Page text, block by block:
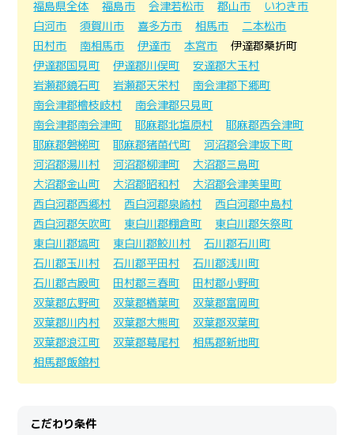
福島県全体
福島市 会津若松市 郡山市
いわき市
白河市
須賀川市 喜多方市 相馬市
二本松市
田村市
南相馬市 伊達市 本宮市
伊達郡桑折町
伊達郡国見町
伊達郡川俣町
安達郡大玉村
岩瀬郡鏡石町
岩瀬郡天栄村
南会津郡下郷町
南会津郡檜枝岐村
南会津郡只見町
南会津郡南会津町
耶麻郡北塩原村
耶麻郡西会津町
耶麻郡磐梯町
耶麻郡猪苗代町
河沼郡会津坂下町
河沼郡湯川村
河沼郡柳津町
大沼郡三島町
大沼郡金山町
大沼郡昭和村
大沼郡会津美里町
西白河郡西郷村
西白河郡泉崎村
西白河郡中島村
西白河郡矢吹町
東白川郡棚倉町
東白川郡矢祭町
東白川郡塙町
東白川郡鮫川村
石川郡石川町
石川郡玉川村
石川郡平田村
石川郡浅川町
石川郡古殿町
田村郡三春町
田村郡小野町
双葉郡広野町
双葉郡楢葉町
双葉郡富岡町
双葉郡川内村
双葉郡大熊町
双葉郡双葉町
双葉郡浪江町
双葉郡葛尾村
相馬郡新地町
相馬郡飯舘村
こだわり条件